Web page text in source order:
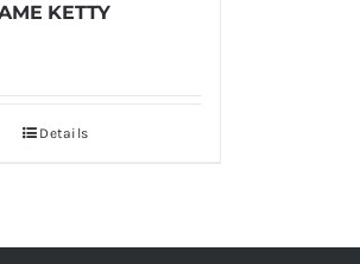
KETTY
Details